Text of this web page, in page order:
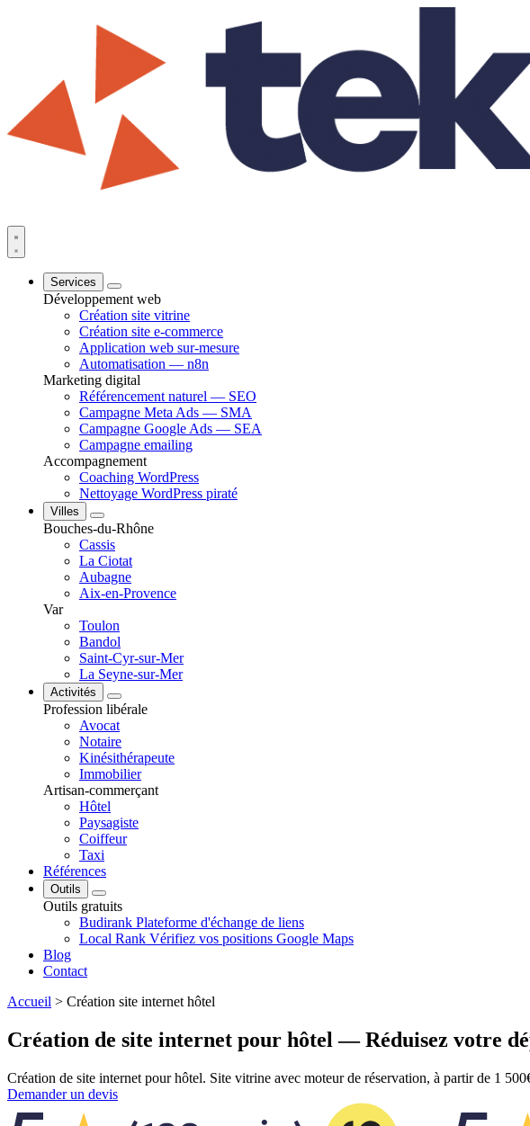
Services
Développement web
Création site vitrine
Création site e-commerce
Application web sur-mesure
Automatisation — n8n
Marketing digital
Référencement naturel — SEO
Campagne Meta Ads — SMA
Campagne Google Ads — SEA
Campagne emailing
Accompagnement
Coaching WordPress
Nettoyage WordPress piraté
Villes
Bouches-du-Rhône
Cassis
La Ciotat
Aubagne
Aix-en-Provence
Var
Toulon
Bandol
Saint-Cyr-sur-Mer
La Seyne-sur-Mer
Activités
Profession libérale
Avocat
Notaire
Kinésithérapeute
Immobilier
Artisan-commerçant
Hôtel
Paysagiste
Coiffeur
Taxi
Références
Outils
Outils gratuits
Budirank Plateforme d'échange de liens
Local Rank Vérifiez vos positions Google Maps
Blog
Contact
Accueil > Création site internet hôtel
Création de site internet pour hôtel — Réduisez votre
Création de site internet pour hôtel. Site vitrine avec moteur de réservation, à partir de 1
Demander un devis